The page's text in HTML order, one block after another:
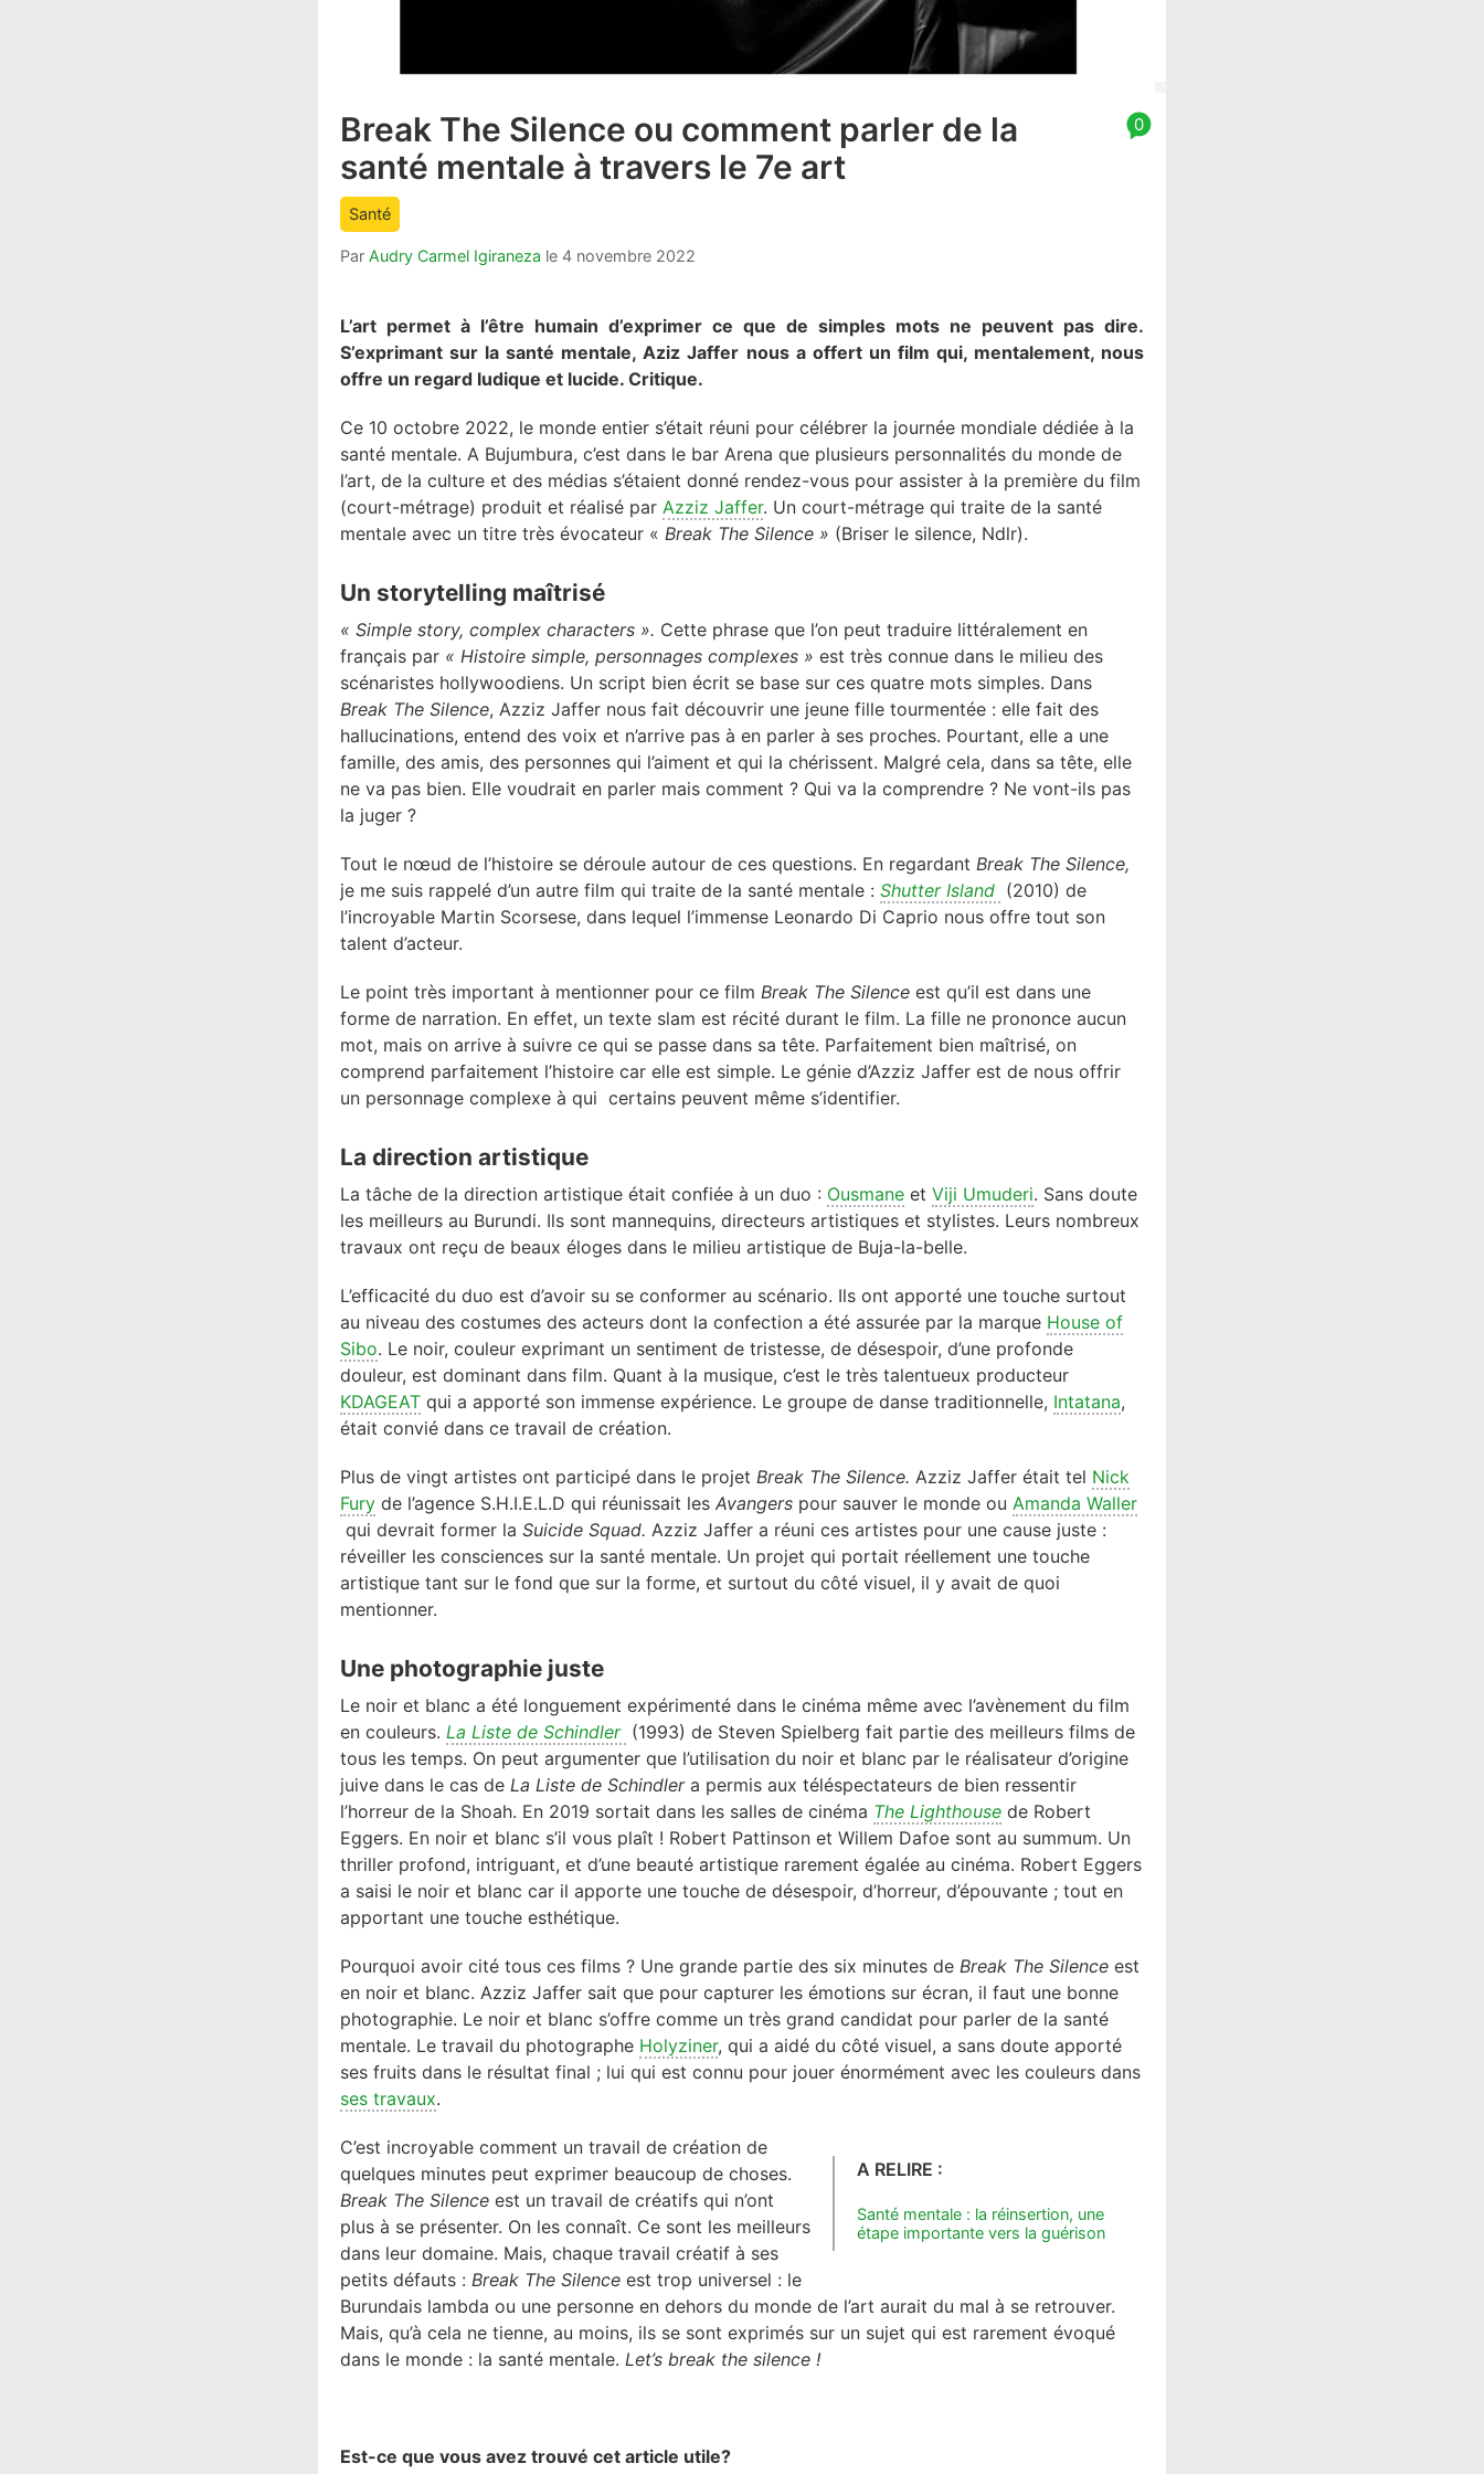
article
comment
count
0
Break The Silence ou comment parler de la
santé mentale à travers le 7e art
Santé
Par Audry Carmel Igiraneza le 4 novembre 2022
L’art permet à l’être humain d’exprimer ce que de simples mots ne peuvent pas dire.
S’exprimant sur la santé mentale, Aziz Jaffer nous a offert un film qui, mentalement, nous
offre un regard ludique et lucide. Critique.
Ce 10 octobre 2022, le monde entier s’était réuni pour célébrer la journée mondiale dédiée à la
santé mentale. A Bujumbura, c’est dans le bar Arena que plusieurs personnalités du monde de
l’art, de la culture et des médias s’étaient donné rendez-vous pour assister à la première du film
(court-métrage) produit et réalisé par Azziz Jaffer. Un court-métrage qui traite de la santé
mentale avec un titre très évocateur « Break The Silence » (Briser le silence, Ndlr).
Un storytelling maîtrisé
« Simple story, complex characters ». Cette phrase que l’on peut traduire littéralement en
français par « Histoire simple, personnages complexes » est très connue dans le milieu des
scénaristes hollywoodiens. Un script bien écrit se base sur ces quatre mots simples. Dans
Break The Silence, Azziz Jaffer nous fait découvrir une jeune fille tourmentée : elle fait des
hallucinations, entend des voix et n’arrive pas à en parler à ses proches. Pourtant, elle a une
famille, des amis, des personnes qui l’aiment et qui la chérissent. Malgré cela, dans sa tête, elle
ne va pas bien. Elle voudrait en parler mais comment ? Qui va la comprendre ? Ne vont-ils pas
la juger ?
Tout le nœud de l’histoire se déroule autour de ces questions. En regardant Break The Silence,
je me suis rappelé d’un autre film qui traite de la santé mentale : Shutter Island (2010) de
l’incroyable Martin Scorsese, dans lequel l’immense Leonardo Di Caprio nous offre tout son
talent d’acteur.
Le point très important à mentionner pour ce film Break The Silence est qu’il est dans une
forme de narration. En effet, un texte slam est récité durant le film. La fille ne prononce aucun
mot, mais on arrive à suivre ce qui se passe dans sa tête. Parfaitement bien maîtrisé, on
comprend parfaitement l’histoire car elle est simple. Le génie d’Azziz Jaffer est de nous offrir
un personnage complexe à qui certains peuvent même s’identifier.
La direction artistique
La tâche de la direction artistique était confiée à un duo : Ousmane et Viji Umuderi. Sans doute
les meilleurs au Burundi. Ils sont mannequins, directeurs artistiques et stylistes. Leurs nombreux
travaux ont reçu de beaux éloges dans le milieu artistique de Buja-la-belle.
L’efficacité du duo est d’avoir su se conformer au scénario. Ils ont apporté une touche surtout
au niveau des costumes des acteurs dont la confection a été assurée par la marque House of
Sibo. Le noir, couleur exprimant un sentiment de tristesse, de désespoir, d’une profonde
douleur, est dominant dans film. Quant à la musique, c’est le très talentueux producteur
KDAGEAT qui a apporté son immense expérience. Le groupe de danse traditionnelle, Intatana,
était convié dans ce travail de création.
Plus de vingt artistes ont participé dans le projet Break The Silence. Azziz Jaffer était tel Nick
Fury de l’agence S.H.I.E.L.D qui réunissait les Avangers pour sauver le monde ou Amanda Waller
qui devrait former la Suicide Squad. Azziz Jaffer a réuni ces artistes pour une cause juste :
réveiller les consciences sur la santé mentale. Un projet qui portait réellement une touche
artistique tant sur le fond que sur la forme, et surtout du côté visuel, il y avait de quoi
mentionner.
Une photographie juste
Le noir et blanc a été longuement expérimenté dans le cinéma même avec l’avènement du film
en couleurs. La Liste de Schindler (1993) de Steven Spielberg fait partie des meilleurs films de
tous les temps. On peut argumenter que l’utilisation du noir et blanc par le réalisateur d’origine
juive dans le cas de La Liste de Schindlera permis aux téléspectateurs de bien ressentir
l’horreur de la Shoah. En 2019 sortait dans les salles de cinéma The Lighthouse de Robert
Eggers. En noir et blanc s’il vous plaît ! Robert Pattinson et Willem Dafoe sont au summum. Un
thriller profond, intriguant, et d’une beauté artistique rarement égalée au cinéma. Robert Eggers
a saisi le noir et blanc car il apporte une touche de désespoir, d’horreur, d’épouvante ; tout en
apportant une touche esthétique.
Pourquoi avoir cité tous ces films ? Une grande partie des six minutes de Break The Silence est
en noir et blanc. Azziz Jaffer sait que pour capturer les émotions sur écran, il faut une bonne
photographie. Le noir et blanc s’offre comme un très grand candidat pour parler de la santé
mentale. Le travail du photographe Holyziner, qui a aidé du côté visuel, a sans doute apporté
ses fruits dans le résultat final ; lui qui est connu pour jouer énormément avec les couleurs dans
ses travaux.
A RELIRE :
Santé mentale : la réinsertion, une
étape importante vers la guérison
C’est incroyable comment un travail de création de
quelques minutes peut exprimer beaucoup de choses.
Break The Silence est un travail de créatifs qui n’ont
plus à se présenter. On les connaît. Ce sont les meilleurs
dans leur domaine. Mais, chaque travail créatif à ses
petits défauts : Break The Silence est trop universel : le
Burundais lambda ou une personne en dehors du monde de l’art aurait du mal à se retrouver.
Mais, qu’à cela ne tienne, au moins, ils se sont exprimés sur un sujet qui est rarement évoqué
dans le monde : la santé mentale. Let’s break the silence !
Est-ce que vous avez trouvé cet article utile?